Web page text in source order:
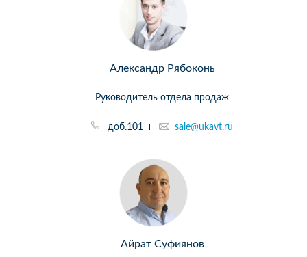
Александр Рябоконь
Руководитель отдела продаж
доб.101 sale@ukavt.ru
Айрат Суфиянов